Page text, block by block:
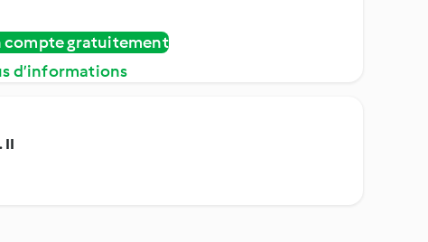
compte gratuitement
d’informations
II